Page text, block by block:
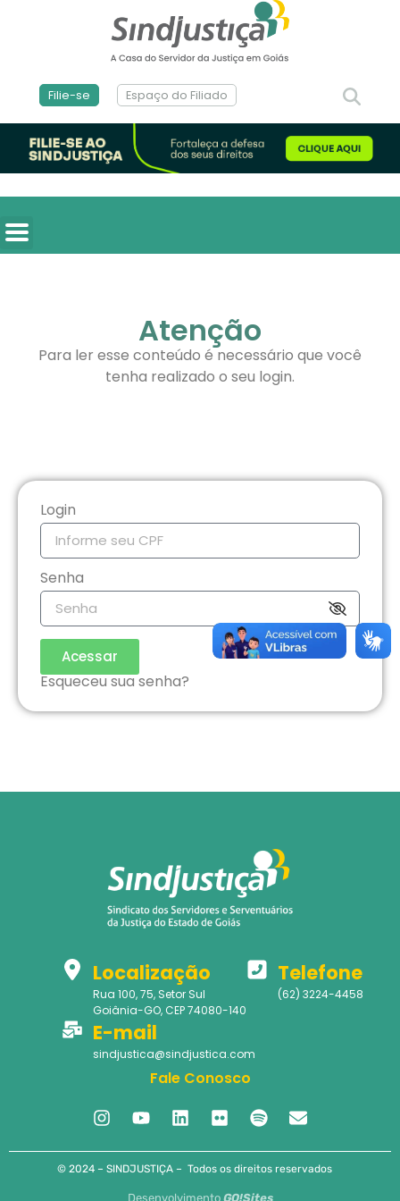
Filie-se Espaço do Filiado
Atenção
Para ler esse conteúdo é necessário que você
tenha realizado o seu login.
Login
Senha
Acessar
Esqueceu sua senha?
Localização
Rua 100, 75, Setor Sul
Goiânia-GO, CEP 74080-140
Telefone
(62) 3224-4458
E-mail
sindjustica@sindjustica.com
Fale Conosco
© 2024 – SINDJUSTIÇA – Todos os direitos reservados
Desenvolvimento GO!Sites